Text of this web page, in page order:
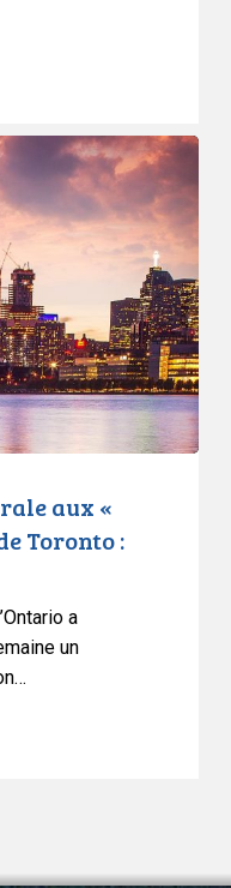
aux «
Toronto :
a
un